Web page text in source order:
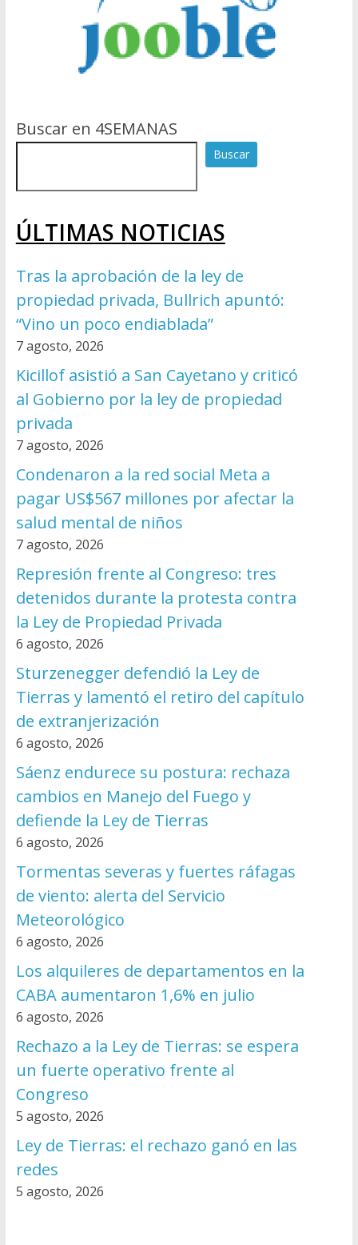
Buscar en 4SEMANAS
Buscar
ÚLTIMAS NOTICIAS
Tras la aprobación de la ley de
propiedad privada, Bullrich apuntó:
“Vino un poco endiablada”
7 agosto, 2026
Kicillof asistió a San Cayetano y criticó
al Gobierno por la ley de propiedad
privada
7 agosto, 2026
Condenaron a la red social Meta a
pagar US$567 millones por afectar la
salud mental de niños
7 agosto, 2026
Represión frente al Congreso: tres
detenidos durante la protesta contra
la Ley de Propiedad Privada
6 agosto, 2026
Sturzenegger defendió la Ley de
Tierras y lamentó el retiro del capítulo
de extranjerización
6 agosto, 2026
Sáenz endurece su postura: rechaza
cambios en Manejo del Fuego y
defiende la Ley de Tierras
6 agosto, 2026
Tormentas severas y fuertes ráfagas
de viento: alerta del Servicio
Meteorológico
6 agosto, 2026
Los alquileres de departamentos en la
CABA aumentaron 1,6% en julio
6 agosto, 2026
Rechazo a la Ley de Tierras: se espera
un fuerte operativo frente al
Congreso
5 agosto, 2026
Ley de Tierras: el rechazo ganó en las
redes
5 agosto, 2026